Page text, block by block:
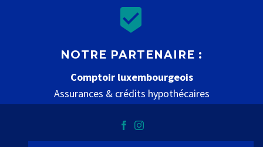


NOTRE PARTENAIRE :
Comptoir luxembourgeois
Assurances & crédits hypothécaires